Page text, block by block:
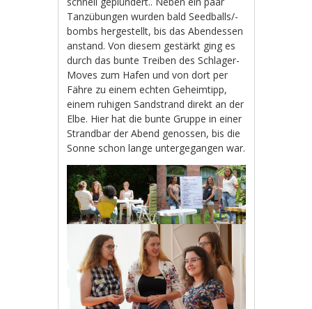
Tanzübungen wurden bald Seedballs/-
bombs hergestellt, bis das Abendessen
anstand. Von diesem gestärkt ging es
durch das bunte Treiben des Schlager-
Moves zum Hafen und von dort per
Fähre zu einem echten Geheimtipp,
einem ruhigen Sandstrand direkt an der
Elbe. Hier hat die bunte Gruppe in einer
Strandbar der Abend genossen, bis die
Sonne schon lange untergegangen war.